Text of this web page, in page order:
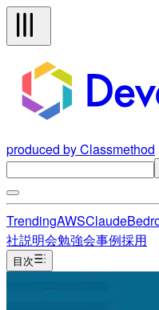
produced by Classmethod
TrendingAWSClaude
社説明会勉強会事例採用
目次